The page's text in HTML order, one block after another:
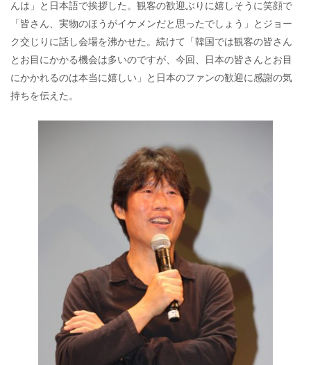
んは」と日本語で挨拶した。観客の歓迎ぶりに嬉しそうに笑顔で
「皆さん、実物のほうがイケメンだと思ったでしょう」とジョー
ク交じりに話し会場を沸かせた。続けて「韓国では観客の皆さん
とお目にかかる機会は多いのですが、今回、日本の皆さんとお目
にかかれるのは本当に嬉しい」と日本のファンの歓迎に感謝の気
持ちを伝えた。